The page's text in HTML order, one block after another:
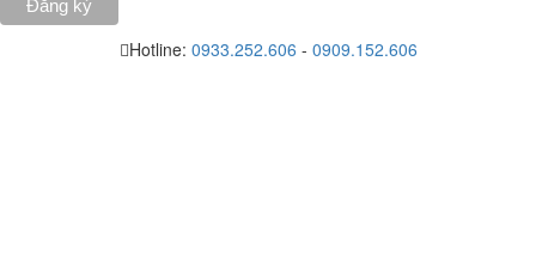
Hotline: 0933.252.606 - 0909.152.606